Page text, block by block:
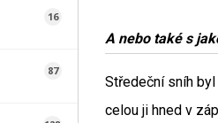
16
87
A nebo také s
Středeční sníh
celou ji hned v